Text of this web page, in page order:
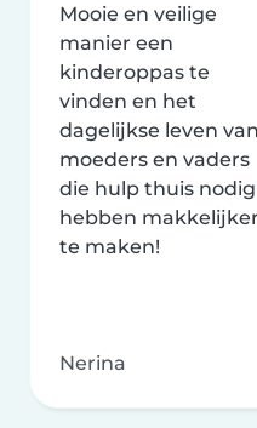
Mooie en veilige
manier een
kinderoppas te
vinden en het
dagelijkse leven van
moeders en vaders
die hulp thuis nodig
hebben makkelijker
te maken!
Nerina